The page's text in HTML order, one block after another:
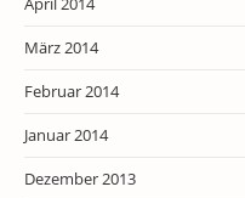
März 2014
Februar 2014
Januar 2014
Dezember 2013